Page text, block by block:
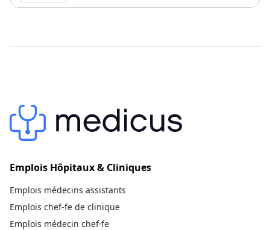
Emplois Hôpitaux & Cliniques
Emplois médecins assistants
Emplois chef-fe de clinique
Emplois médecin chef·fe